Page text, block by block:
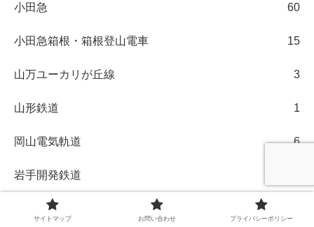
小田急 60
小田急箱根・箱根登山電車 15
山万ユーカリが丘線 3
山形鉄道 1
岡山電気軌道 6
岩手開発鉄道
岳南電車
サイトマップ お問い合わせ プライバシーポリシー